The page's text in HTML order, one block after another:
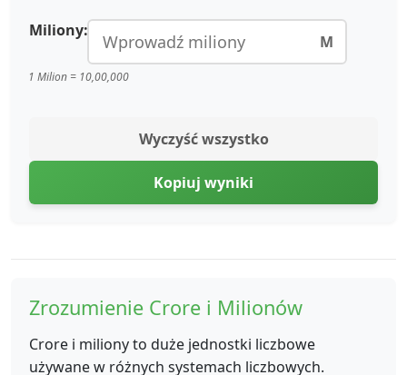
Miliony:
M
1 Milion = 10,00,000
Wyczyść wszystko
Kopiuj wyniki
Zrozumienie Crore i Milionów
Crore i miliony to duże jednostki liczbowe
używane w różnych systemach liczbowych.